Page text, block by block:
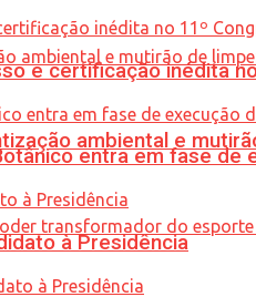
ambiental e
e certificação inédita
entra em fase de
à Presidência